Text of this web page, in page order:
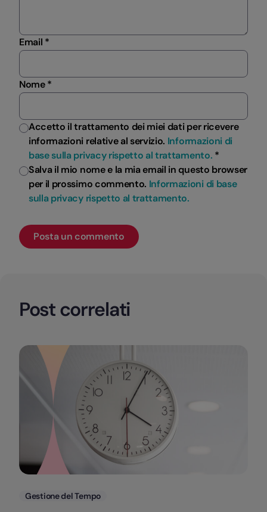
Email *
Nome *
Accetto il trattamento dei miei dati per ricevere
informazioni relative al servizio. Informazioni di
base sulla privacy rispetto al trattamento. *
Salva il mio nome e la mia email in questo browser
per il prossimo commento. Informazioni di base
sulla privacy rispetto al trattamento.
Post correlati
Categorie
Gestione del Tempo